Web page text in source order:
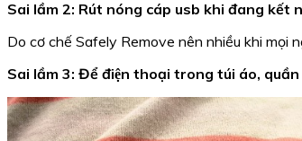
Sai lầm 2: Rút nóng cáp usb khi đang kết
Do cơ chế Safely Remove nên nhiều khi
Sai lầm 3: Để điện thoại trong túi áo, quần